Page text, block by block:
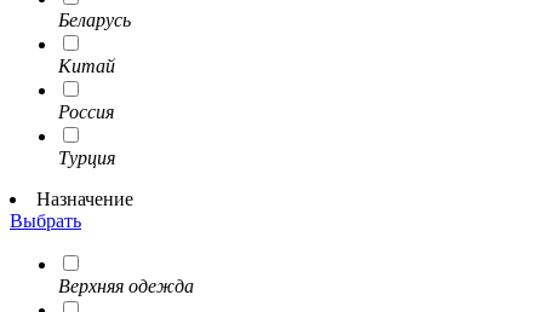
Беларусь
Китай
Россия
Турция
Назначение
Выбрать
Верхняя одежда